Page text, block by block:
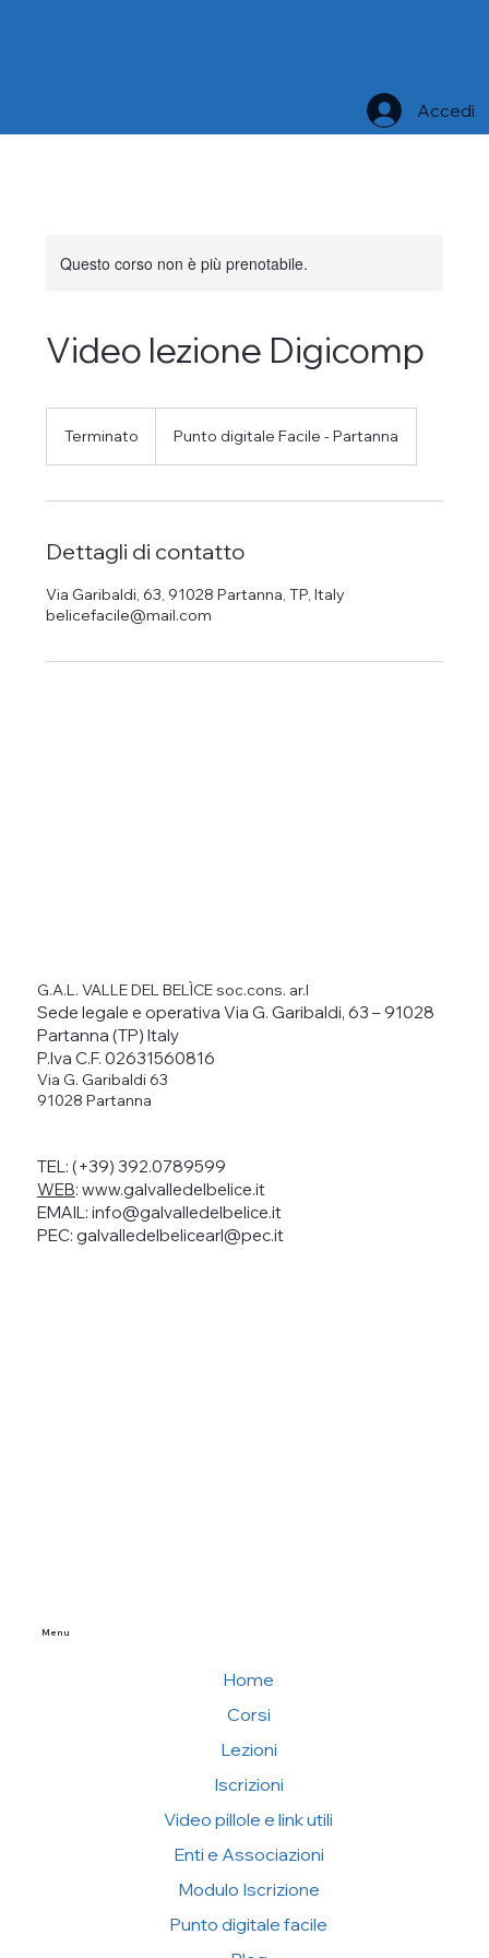
Accedi
Questo corso non è più prenotabile.
Video lezione Digicomp
Terminato
m
n
a
o
Punto digitale Facile - Partanna
Dettagli di contatto
Via Garibaldi, 63, 91028 Partanna, TP, Italy
belicefacile@mail.com
G.A.L. VALLE DEL BELÌCE soc.cons. ar.l
Sede legale e operativa Via G. Garibaldi, 63 – 91028
Partanna (TP) Italy
P.Iva C.F. 02631560816
Via G. Garibaldi 63
91028 Partanna
TEL: (+39) 392.0789599
WEB: www.galvalledelbelice.it
EMAIL: info@galvalledelbelice.it
PEC: galvalledelbelicearl@pec.it
Menu
Home
Corsi
Lezioni
Iscrizioni
Video pillole e link utili
Enti e Associazioni
Modulo Iscrizione
Punto digitale facile